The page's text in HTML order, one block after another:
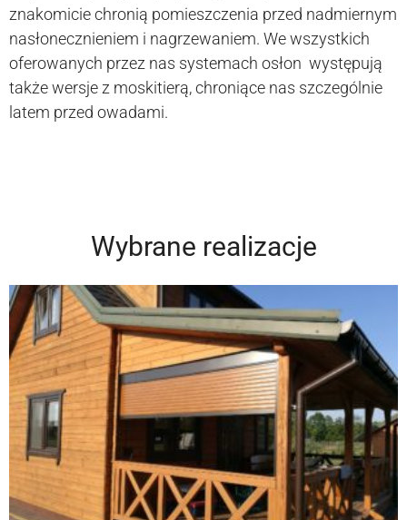
znakomicie chronią pomieszczenia przed nadmiernym
nasłonecznieniem i nagrzewaniem. We wszystkich
oferowanych przez nas systemach osłon występują
także wersje z moskitierą, chroniące nas szczególnie
latem przed owadami.
Wybrane realizacje